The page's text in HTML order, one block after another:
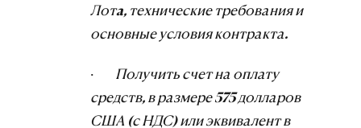
Лотa, технические требования и
основные условия контракта.
· Получить счет на оплату
средств, в размере 575 долларов
США (с НДС) или эквивалент в